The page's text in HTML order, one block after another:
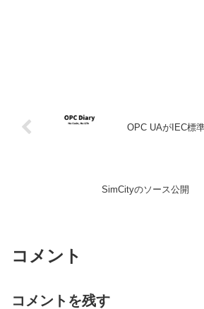
OPC UAがIEC標
SimCityのソース公開
コメント
コメントを残す